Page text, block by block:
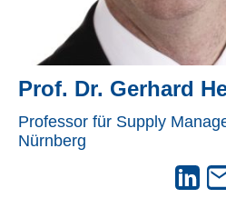
Prof. Dr. Gerhard
Professor für Supply
Nürnberg